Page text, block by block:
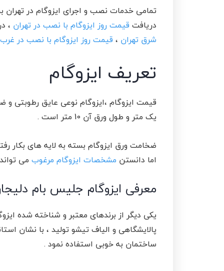
دریافت قیمت روز ایزوگام با نصب در تهران ،
شرق تهران ، قیمت روز ایزوگام با نصب در
تعریف ایزوگام
قیمت ایزوگام ،ایزوگام نوعی عایق
یک متر و طول ورق آن 10 متر است .
اما دانستن مشخصات ایزوگام مرغوب می
معرفی ایزوگام جلیس بام
یکی دیگر از برندهای معتبر و شناخته شده
پالایشگاهی و الیاف تیشو تولید ، با نشان
ساختمان به خوبی استفاده نمود .